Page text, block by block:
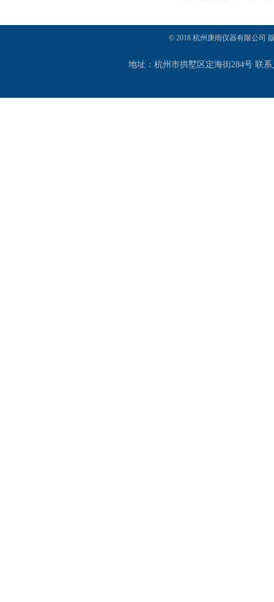
© 2018 杭州庚雨仪器有限公司
地址：杭州市拱墅区定海街284号 联